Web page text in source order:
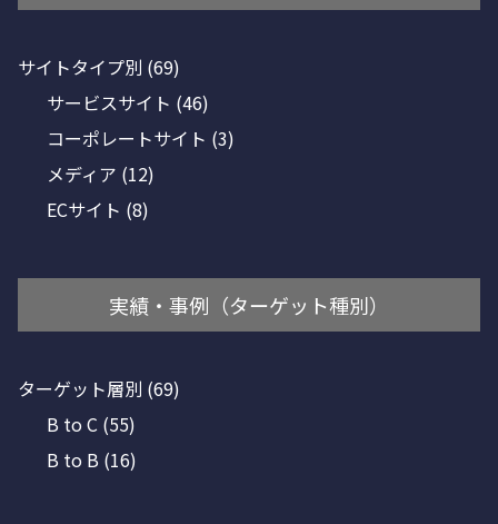
サイトタイプ別 (69)
サービスサイト (46)
コーポレートサイト (3)
メディア (12)
ECサイト (8)
実績・事例（ターゲット種別）
ターゲット層別 (69)
B to C (55)
B to B (16)